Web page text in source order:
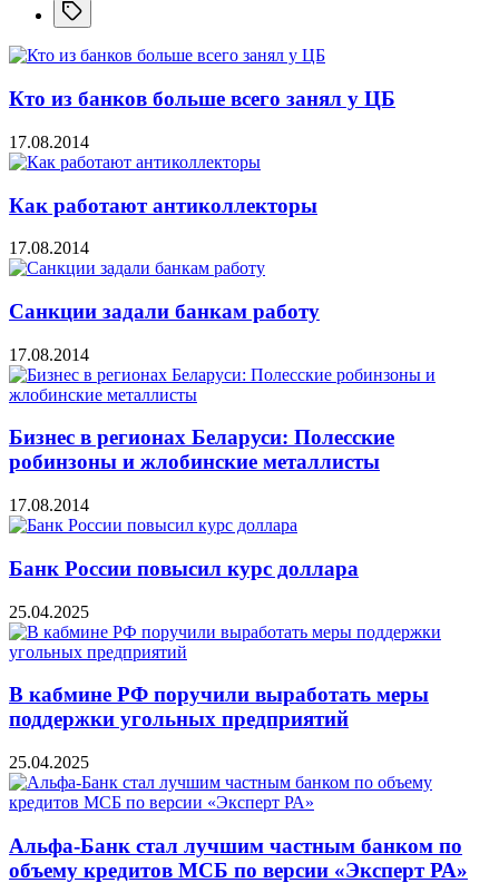
Кто из банков больше всего занял у ЦБ
17.08.2014
Как работают антиколлекторы
17.08.2014
Санкции задали банкам работу
17.08.2014
Бизнес в регионах Беларуси: Полесские
робинзоны и жлобинские металлисты
17.08.2014
Банк России повысил курс доллара
25.04.2025
В кабмине РФ поручили выработать меры
поддержки угольных предприятий
25.04.2025
Альфа-Банк стал лучшим частным банком по
объему кредитов МСБ по версии «Эксперт РА»